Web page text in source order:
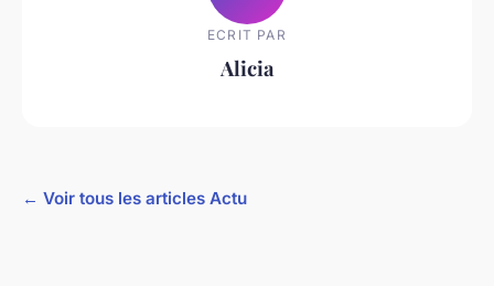
ECRIT PAR
Alicia
← Voir tous les articles Actu